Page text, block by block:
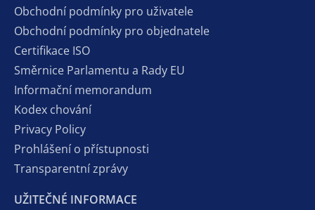
Obchodní podmínky pro uživatele
Obchodní podmínky pro objednatele
Certifikace ISO
Směrnice Parlamentu a Rady EU
Informační memorandum
Kodex chování
Privacy Policy
Prohlášení o přístupnosti
Transparentní zprávy
UŽITEČNÉ INFORMACE